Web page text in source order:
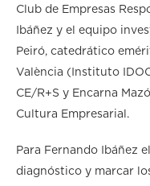
Club de Empresas
Ibáñez y el equipo
Peiró, catedrático
València (Instituto
CE/R+S y Encarna
Cultura Empresarial.
Para Fernando Ibáñez
diagnóstico y marcar